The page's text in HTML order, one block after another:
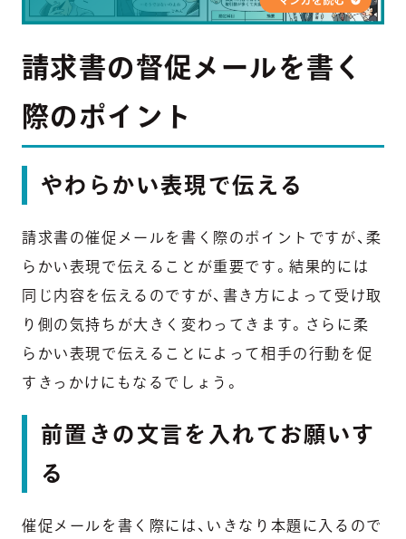
請求書の督促メールを書く
際のポイント
やわらかい表現で伝える
請求書の催促メールを書く際のポイントですが、柔
らかい表現で伝えることが重要です。結果的には
同じ内容を伝えるのですが、書き方によって受け取
り側の気持ちが大きく変わってきます。さらに柔
らかい表現で伝えることによって相手の行動を促
すきっかけにもなるでしょう。
前置きの文言を入れてお願いす
る
催促メールを書く際には、いきなり本題に入るので